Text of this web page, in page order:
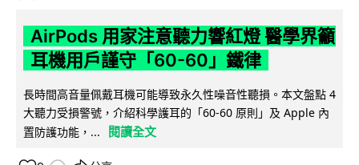
AirPods 用家注意聽力響紅燈 醫學界籲
耳機用戶謹守「60-60」鐵律
長時間高音量佩戴耳機可能導致永久性噪音性聽損。本文盤點 4
大聽力受損警號，介紹科學護耳的「60-60 原則」及 Apple 內
置防護功能，...
閱讀全文